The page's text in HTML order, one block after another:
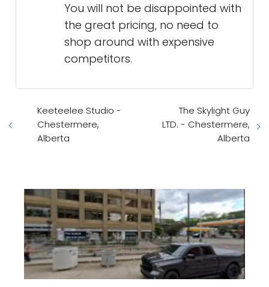
You will not be disappointed with
the great pricing, no need to
shop around with expensive
competitors.
Keeteelee Studio -
Chestermere,
Alberta
The Skylight Guy
LTD. - Chestermere,
Alberta